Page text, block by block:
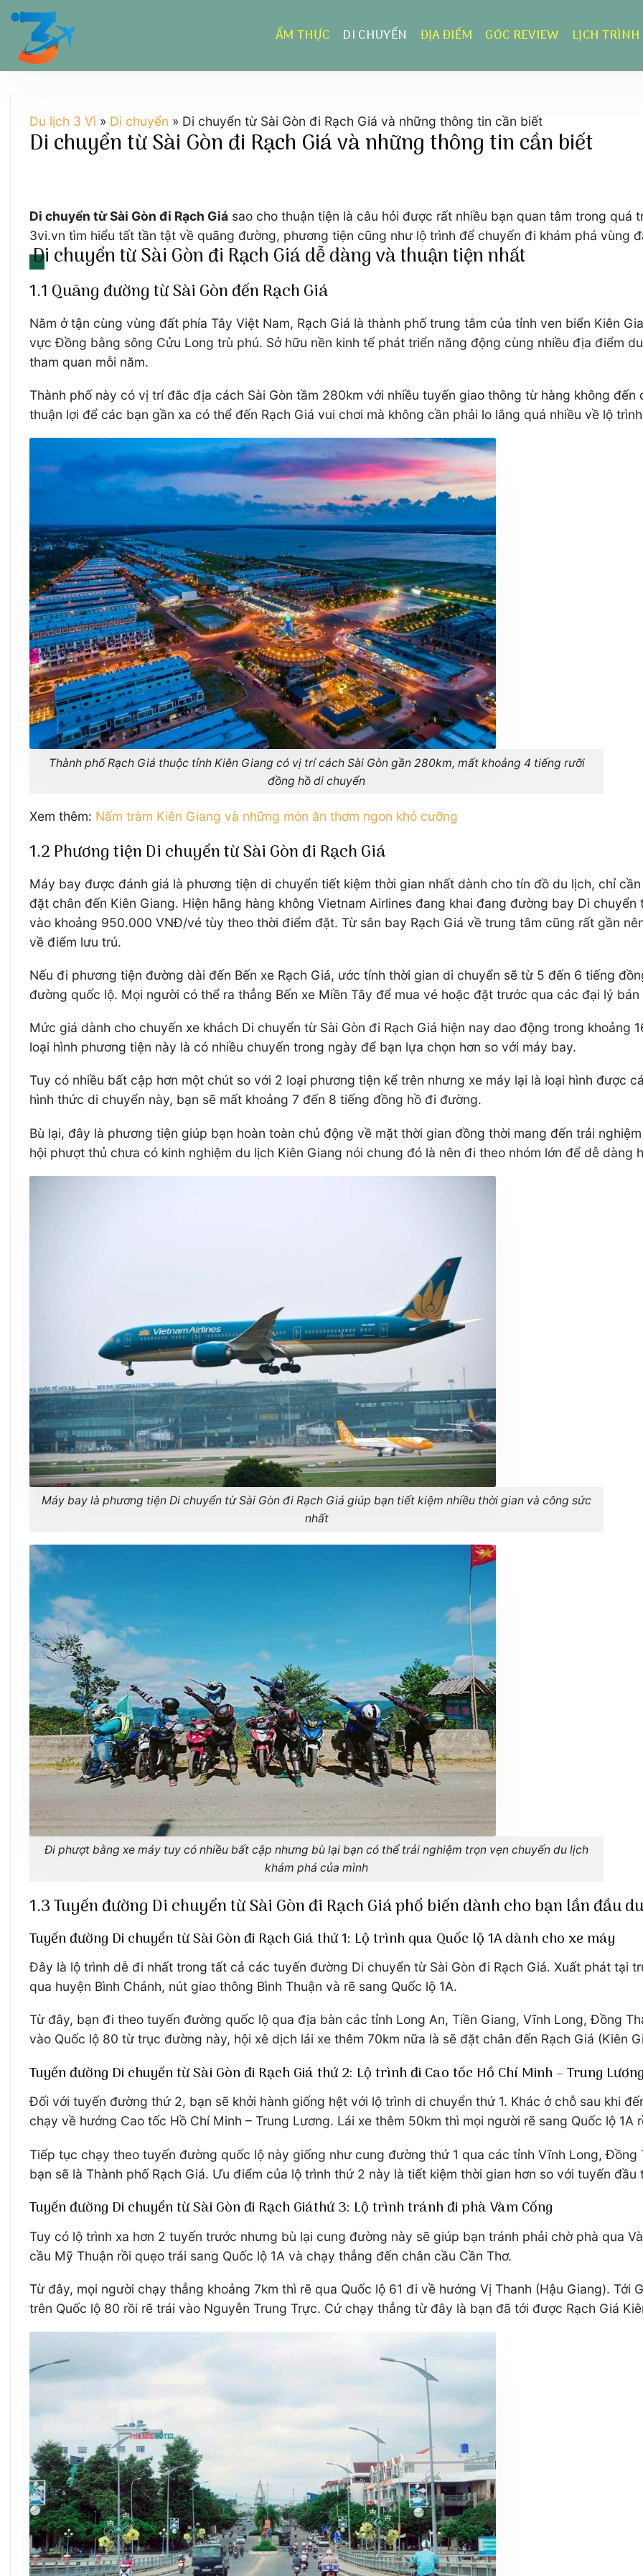
Chuyển
dung
ẨM THỰC DI CHUYỂN ĐỊA ĐIỂM GÓC REVIEW LỊCH TRÌNH
Du lịch 3 Vì » Di chuyển » Di chuyển từ Sài Gòn đi Rạch Giá và những thông tin cần biết
Di chuyển từ Sài Gòn đi Rạch Giá và những thông tin cần biết
Di chuyển từ Sài Gòn đi Rạch Giá sao cho thuận tiện là câu hỏi được rất nhiều bạn quan tâm trong quá
3vi.vn tìm hiểu tất tần tật về quãng đường, phương tiện cũng như lộ trình để chuyến đi khám phá vùng
Di chuyển từ Sài Gòn đi Rạch Giá dễ dàng và thuận tiện nhất
1.1 Quãng đường từ Sài Gòn đến Rạch Giá
Nằm ở tận cùng vùng đất phía Tây Việt Nam, Rạch Giá là thành phố trung tâm của tỉnh ven biển Kiên
vực Đồng bằng sông Cửu Long trù phú. Sở hữu nền kinh tế phát triển năng động cùng nhiều địa điểm
tham quan mỗi năm.
Thành phố này có vị trí đắc địa cách Sài Gòn tầm 280km với nhiều tuyến giao thông từ hàng không
thuận lợi để các bạn gần xa có thể đến Rạch Giá vui chơi mà không cần phải lo lắng quá nhiều về lộ
Thành phố Rạch Giá thuộc tỉnh Kiên Giang có vị trí cách Sài Gòn gần 280km, mất khoảng 4 tiếng rưỡi
đồng hồ di chuyển
Xem thêm: Nấm tràm Kiên Giang và những món ăn thơm ngon khó cưỡng
1.2 Phương tiện Di chuyển từ Sài Gòn đi Rạch Giá
Máy bay được đánh giá là phương tiện di chuyển tiết kiệm thời gian nhất dành cho tín đồ du lịch, chỉ
đặt chân đến Kiên Giang. Hiện hãng hàng không Vietnam Airlines đang khai đang đường bay Di
vào khoảng 950.000 VNĐ/vé tùy theo thời điểm đặt. Từ sân bay Rạch Giá về trung tâm cũng rất gần
về điểm lưu trú.
Nếu đi phương tiện đường dài đến Bến xe Rạch Giá, ước tính thời gian di chuyển sẽ từ 5 đến 6 tiếng
đường quốc lộ. Mọi người có thể ra thẳng Bến xe Miền Tây để mua vé hoặc đặt trước qua các đại lý bán
Mức giá dành cho chuyến xe khách Di chuyển từ Sài Gòn đi Rạch Giá hiện nay dao động trong
loại hình phương tiện này là có nhiều chuyến trong ngày để bạn lựa chọn hơn so với máy bay.
Tuy có nhiều bất cập hơn một chút so với 2 loại phương tiện kể trên nhưng xe máy lại là loại hình được
hình thức di chuyển này, bạn sẽ mất khoảng 7 đến 8 tiếng đồng hồ đi đường.
Bù lại, đây là phương tiện giúp bạn hoàn toàn chủ động về mặt thời gian đồng thời mang đến trải
hội phượt thủ chưa có kinh nghiệm du lịch Kiên Giang nói chung đó là nên đi theo nhóm lớn để dễ dàng
Máy bay là phương tiện Di chuyển từ Sài Gòn đi Rạch Giá giúp bạn tiết kiệm nhiều thời gian và công sức
nhất
Đi phượt bằng xe máy tuy có nhiều bất cập nhưng bù lại bạn có thể trải nghiệm trọn vẹn chuyến du lịch
khám phá của mình
1.3 Tuyến đường Di chuyển từ Sài Gòn đi Rạch Giá phổ biến dành cho bạn lần đầu
Tuyến đường Di chuyển từ Sài Gòn đi Rạch Giá thứ 1: Lộ trình qua Quốc lộ 1A dành cho xe máy
Đây là lộ trình dễ đi nhất trong tất cả các tuyến đường Di chuyển từ Sài Gòn đi Rạch Giá. Xuất phát tại
qua huyện Bình Chánh, nút giao thông Bình Thuận và rẽ sang Quốc lộ 1A.
Từ đây, bạn đi theo tuyến đường quốc lộ qua địa bàn các tỉnh Long An, Tiền Giang, Vĩnh Long, Đồng
vào Quốc lộ 80 từ trục đường này, hội xê dịch lái xe thêm 70km nữa là sẽ đặt chân đến Rạch Giá (Kiên
Tuyến đường Di chuyển từ Sài Gòn đi Rạch Giá thứ 2: Lộ trình đi Cao tốc Hồ Chí Minh – Trung
Đối với tuyến đường thứ 2, bạn sẽ khởi hành giống hệt với lộ trình di chuyển thứ 1. Khác ở chỗ sau khi
chạy về hướng Cao tốc Hồ Chí Minh – Trung Lương. Lái xe thêm 50km thì mọi người rẽ sang Quốc lộ
Tiếp tục chạy theo tuyến đường quốc lộ này giống như cung đường thứ 1 qua các tỉnh Vĩnh Long, Đồng
bạn sẽ là Thành phố Rạch Giá. Ưu điểm của lộ trình thứ 2 này là tiết kiệm thời gian hơn so với tuyến
Tuyến đường Di chuyển từ Sài Gòn đi Rạch Giáthứ 3: Lộ trình tránh đi phà Vàm Cống
Tuy có lộ trình xa hơn 2 tuyến trước nhưng bù lại cung đường này sẽ giúp bạn tránh phải chờ phà qua
cầu Mỹ Thuận rồi quẹo trái sang Quốc lộ 1A và chạy thẳng đến chân cầu Cần Thơ.
Từ đây, mọi người chạy thẳng khoảng 7km thì rẽ qua Quốc lộ 61 đi về hướng Vị Thanh (Hậu Giang). Tới
trên Quốc lộ 80 rồi rẽ trái vào Nguyễn Trung Trực. Cứ chạy thẳng từ đây là bạn đã tới được Rạch Giá